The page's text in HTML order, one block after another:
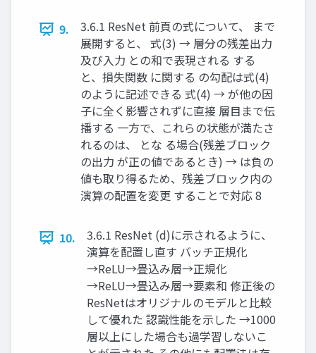
9.
3.6.1 ResNet 前頁の式について、 まで
展開すると、 式(3) → 層分の残差出力
及び入力 との和で表現される する
と、損失関数 に関する の勾配は式(4)
のように記述できる 式(4) → が他の因
子に全く影響されずに直接 層目まで伝
播する 一方で、これらの状態が満たさ
れるのは、 とな る場合(残差ブロック
の出力 が正の値であるとき) → は負の
値も取り得るため、残差ブロック内の
演算の配置を変更 することで対応 8
10.
3.6.1 ResNet (d)に示されるように、
演算を配置し直す バッチ正規化
→ReLU→畳込み層→正規化
→ReLU→畳込み層→要素和 修正後の
ResNetはオリジナルのモデルと比較
して優れた 認識性能を示した →1000
層以上にした場合も過学習しないこ